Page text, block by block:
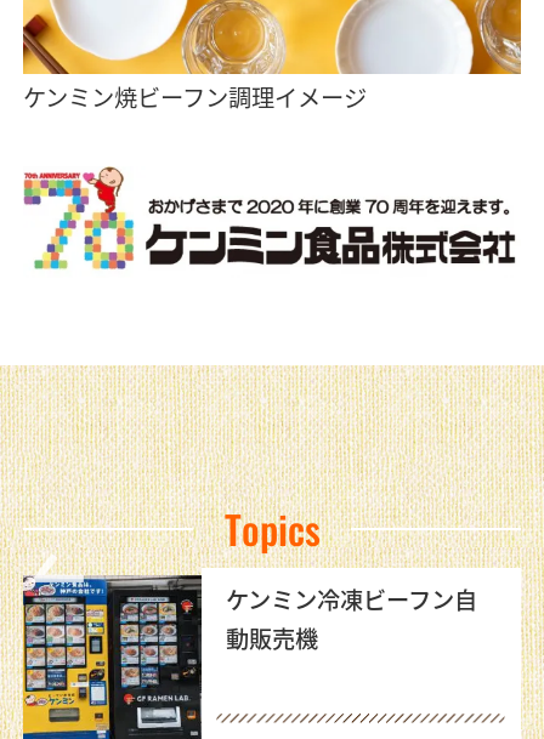
ケンミン焼ビーフン調理イメージ
Topics
ケンミン冷凍ビーフン自
動販売機